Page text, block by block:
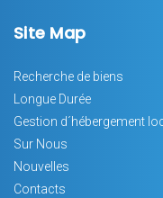
Site Map
Recherche de biens
Longue Durée
Gestion d´hébergement
Sur Nous
Nouvelles
Contacts